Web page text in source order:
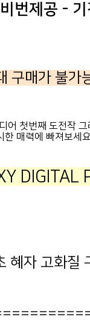
번제공 -
구매가 불가
어 첫번째 도전작
한 매력에 빠져보세
DIGITAL
혜자 고화질